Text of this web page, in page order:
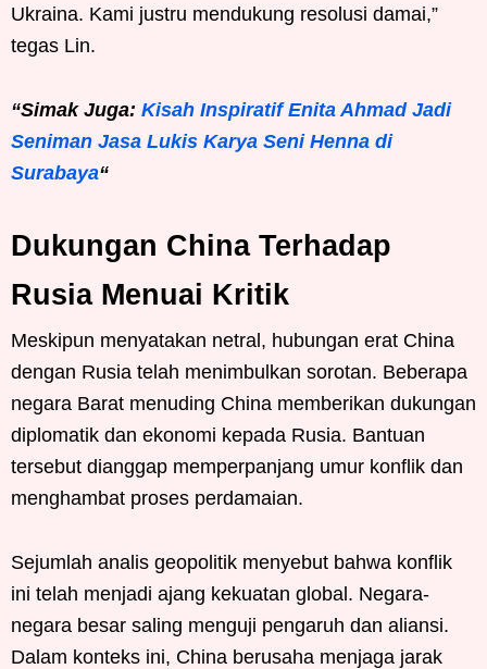
Ukraina. Kami justru mendukung resolusi damai,”
tegas Lin.
“Simak Juga: Kisah Inspiratif Enita Ahmad Jadi
Seniman Jasa Lukis Karya Seni Henna di
Surabaya“
Dukungan China Terhadap
Rusia Menuai Kritik
Meskipun menyatakan netral, hubungan erat China
dengan Rusia telah menimbulkan sorotan. Beberapa
negara Barat menuding China memberikan dukungan
diplomatik dan ekonomi kepada Rusia. Bantuan
tersebut dianggap memperpanjang umur konflik dan
menghambat proses perdamaian.
Sejumlah analis geopolitik menyebut bahwa konflik
ini telah menjadi ajang kekuatan global. Negara-
negara besar saling menguji pengaruh dan aliansi.
Dalam konteks ini, China berusaha menjaga jarak